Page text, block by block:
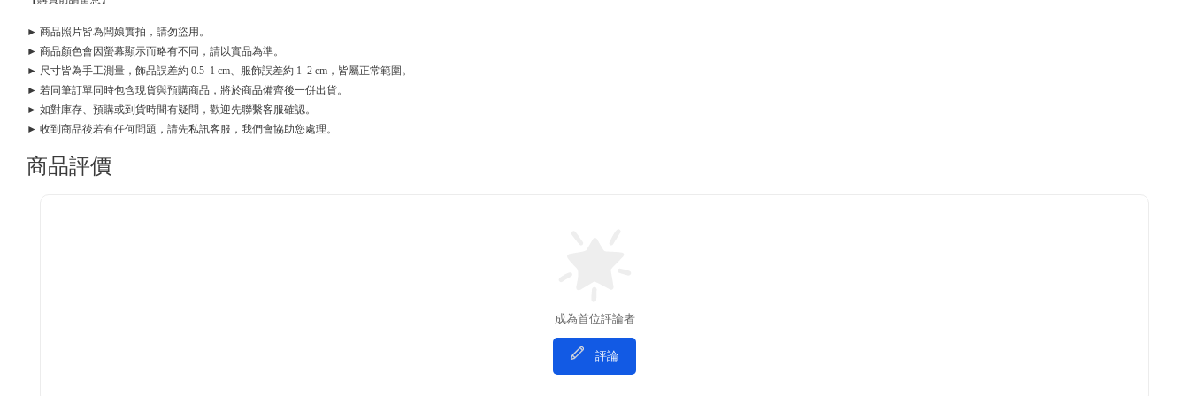
► 商品照片皆為闆娘實拍，請勿盜用。
► 商品顏色會因螢幕顯示而略有不同，請以實品為準。
► 尺寸皆為手工測量，飾品誤差約 0.5–1 cm、服飾誤差約 1–2 cm，皆屬正常範圍。
► 若同筆訂單同時包含現貨與預購商品，將於商品備齊後一併出貨。
► 如對庫存、預購或到貨時間有疑問，歡迎先聯繫客服確認。
► 收到商品後若有任何問題，請先私訊客服，我們會協助您處理。
商品評價
成為首位評論者
評論